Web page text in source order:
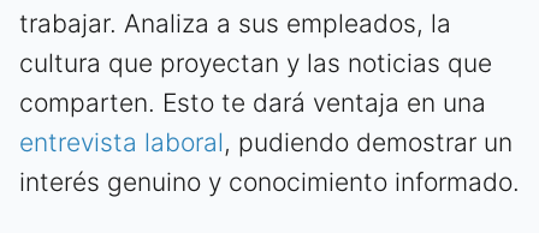
trabajar. Analiza a sus empleados, la
cultura que proyectan y las noticias que
comparten. Esto te dará ventaja en una
entrevista laboral, pudiendo demostrar un
interés genuino y conocimiento informado.